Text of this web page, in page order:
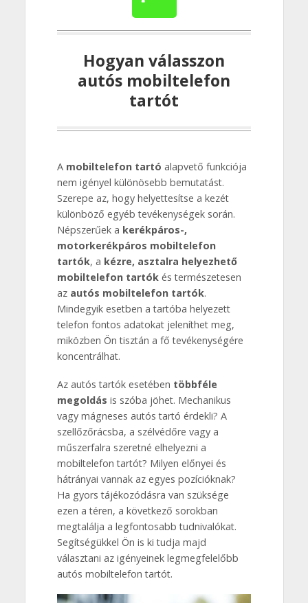
Hogyan válasszon
autós mobiltelefon
tartót
A mobiltelefon tartó alapvető funkciója
nem igényel különösebb bemutatást.
Szerepe az, hogy helyettesítse a kezét
különböző egyéb tevékenységek során.
Népszerűek a kerékpáros-,
motorkerékpáros mobiltelefon
tartók, a kézre, asztalra helyezhető
mobiltelefon tartókés természetesen
az autós mobiltelefon tartók.
Mindegyik esetben a tartóba helyezett
telefon fontos adatokat jeleníthet meg,
miközben Ön tisztán a fő tevékenységére
koncentrálhat.
Az autós tartók esetében többféle
megoldás is szóba jöhet. Mechanikus
vagy mágneses autós tartó érdekli? A
szellőzőrácsba, a szélvédőre vagy a
műszerfalra szeretné elhelyezni a
mobiltelefon tartót? Milyen előnyei és
hátrányai vannak az egyes pozícióknak?
Ha gyors tájékozódásra van szüksége
ezen a téren, a következő sorokban
megtalálja a legfontosabb tudnivalókat.
Segítségükkel Ön is ki tudja majd
választani az igényeinek legmegfelelőbb
autós mobiltelefon tartót.